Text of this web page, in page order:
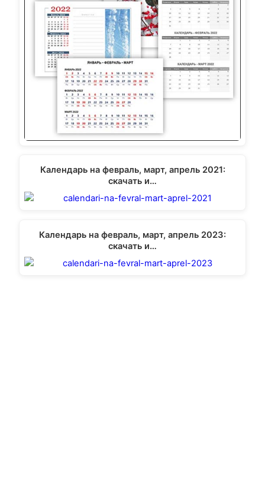
Календарь на февраль, март, апрель 2021:
скачать и…
Календарь на февраль, март, апрель 2023:
скачать и…